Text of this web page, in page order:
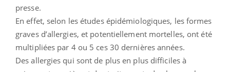
presse.
En effet, selon les études épidémiologiques, les formes
graves d’allergies, et potentiellement mortelles, ont été
multipliées par 4 ou 5 ces 30 dernières années.
Des allergies qui sont de plus en plus difficiles à